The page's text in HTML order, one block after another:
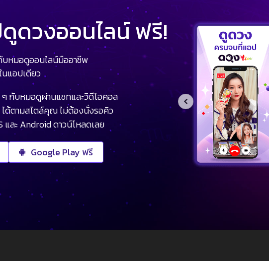
ดวงออนไลน์ ฟรี!
หมอดูออนไลน์มืออาชีพ
แอปเดียว
กับหมอดูผ่านแชทและวิดีโอคอล
ได้ตามสไตล์คุณ ไม่ต้องนั่งรอคิว
และ Android ดาวน์โหลดเลย
Google Play ฟรี